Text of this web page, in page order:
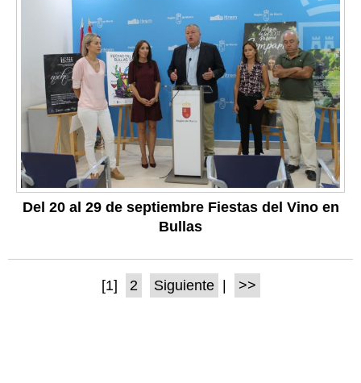
Del 20 al 29 de septiembre Fiestas del Vino en
Bullas
[1] 2 Siguiente >>